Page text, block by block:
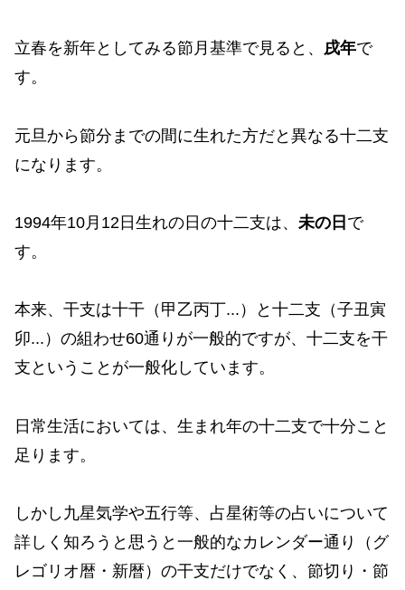
立春を新年としてみる節月基準で見ると、 戌年で
す。
元旦から節分までの間に生れた方だと異なる十二支
になります。
1994年10月12日生れの日の十二支は、 未の日 で
す。
本来、干支は十干（甲乙丙丁...）と十二支（子丑寅
卯...）の組わせ60通りが一般的ですが、十二支を干
支ということが一般化しています。
日常生活においては、生まれ年の十二支で十分こと
足ります。
しかし九星気学や五行等、占星術等の占いについて
詳しく知ろうと思うと一般的なカレンダー通り（グ
レゴリオ暦・新暦）の干支だけでなく、節切り・節